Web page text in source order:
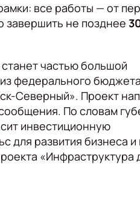
все работы — от
завершить не позднее
частью большой
федерального
Северный». Проект
По словам
инвестиционную
для развития бизнеса
«Инфраструктура